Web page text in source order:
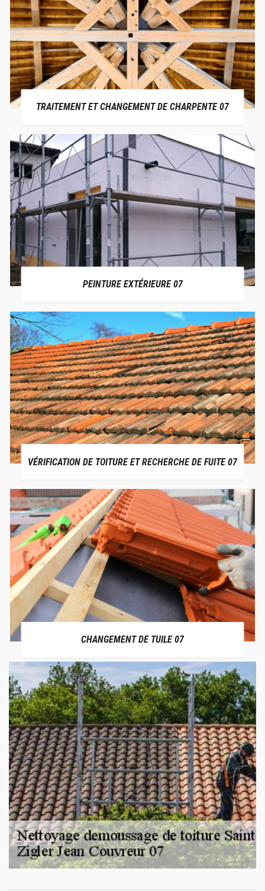
TRAITEMENT ET CHANGEMENT DE CHARPENTE 07
PEINTURE EXTÉRIEURE 07
VÉRIFICATION DE TOITURE ET RECHERCHE DE FUITE 07
CHANGEMENT DE TUILE 07